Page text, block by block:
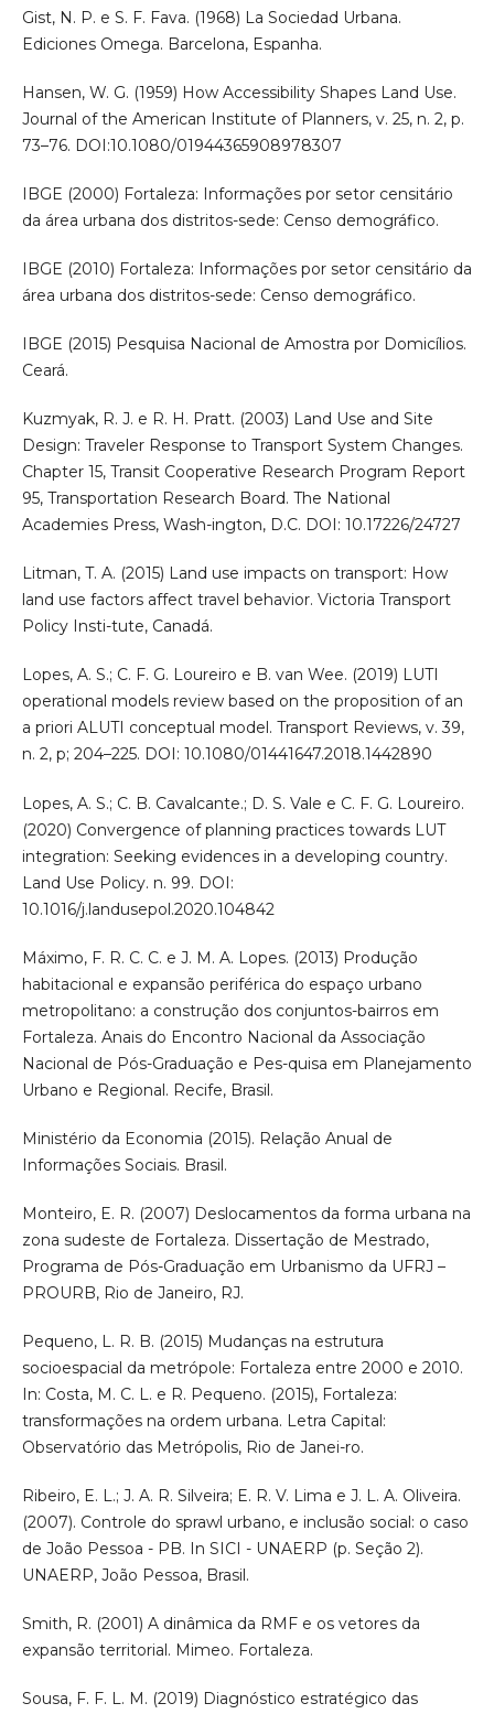
Gist, N. P. e S. F. Fava. (1968) La Sociedad Urbana.
Ediciones Omega. Barcelona, Espanha.
Hansen, W. G. (1959) How Accessibility Shapes Land Use.
Journal of the American Institute of Planners, v. 25, n. 2, p.
73–76. DOI:10.1080/01944365908978307
IBGE (2000) Fortaleza: Informações por setor censitário
da área urbana dos distritos-sede: Censo demográfico.
IBGE (2010) Fortaleza: Informações por setor censitário da
área urbana dos distritos-sede: Censo demográfico.
IBGE (2015) Pesquisa Nacional de Amostra por Domicílios.
Ceará.
Kuzmyak, R. J. e R. H. Pratt. (2003) Land Use and Site
Design: Traveler Response to Transport System Changes.
Chapter 15, Transit Cooperative Research Program Report
95, Transportation Research Board. The National
Academies Press, Wash-ington, D.C. DOI: 10.17226/24727
Litman, T. A. (2015) Land use impacts on transport: How
land use factors affect travel behavior. Victoria Transport
Policy Insti-tute, Canadá.
Lopes, A. S.; C. F. G. Loureiro e B. van Wee. (2019) LUTI
operational models review based on the proposition of an
a priori ALUTI conceptual model. Transport Reviews, v. 39,
n. 2, p; 204–225. DOI: 10.1080/01441647.2018.1442890
Lopes, A. S.; C. B. Cavalcante.; D. S. Vale e C. F. G. Loureiro.
(2020) Convergence of planning practices towards LUT
integration: Seeking evidences in a developing country.
Land Use Policy. n. 99. DOI:
10.1016/j.landusepol.2020.104842
Máximo, F. R. C. C. e J. M. A. Lopes. (2013) Produção
habitacional e expansão periférica do espaço urbano
metropolitano: a construção dos conjuntos-bairros em
Fortaleza. Anais do Encontro Nacional da Associação
Nacional de Pós-Graduação e Pes-quisa em Planejamento
Urbano e Regional. Recife, Brasil.
Ministério da Economia (2015). Relação Anual de
Informações Sociais. Brasil.
Monteiro, E. R. (2007) Deslocamentos da forma urbana na
zona sudeste de Fortaleza. Dissertação de Mestrado,
Programa de Pós-Graduação em Urbanismo da UFRJ –
PROURB, Rio de Janeiro, RJ.
Pequeno, L. R. B. (2015) Mudanças na estrutura
socioespacial da metrópole: Fortaleza entre 2000 e 2010.
In: Costa, M. C. L. e R. Pequeno. (2015), Fortaleza:
transformações na ordem urbana. Letra Capital:
Observatório das Metrópolis, Rio de Janei-ro.
Ribeiro, E. L.; J. A. R. Silveira; E. R. V. Lima e J. L. A. Oliveira.
(2007). Controle do sprawl urbano, e inclusão social: o caso
de João Pessoa - PB. In SICI - UNAERP (p. Seção 2).
UNAERP, João Pessoa, Brasil.
Smith, R. (2001) A dinâmica da RMF e os vetores da
expansão territorial. Mimeo. Fortaleza.
Sousa, F. F. L. M. (2019) Diagnóstico estratégico das